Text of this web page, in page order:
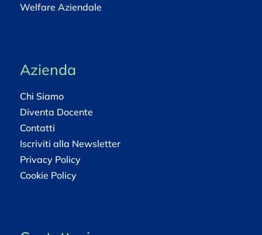
Welfare Aziendale
Azienda
Chi Siamo
Diventa Docente
Contatti
Iscriviti alla Newsletter
Privacy Policy
Cookie Policy